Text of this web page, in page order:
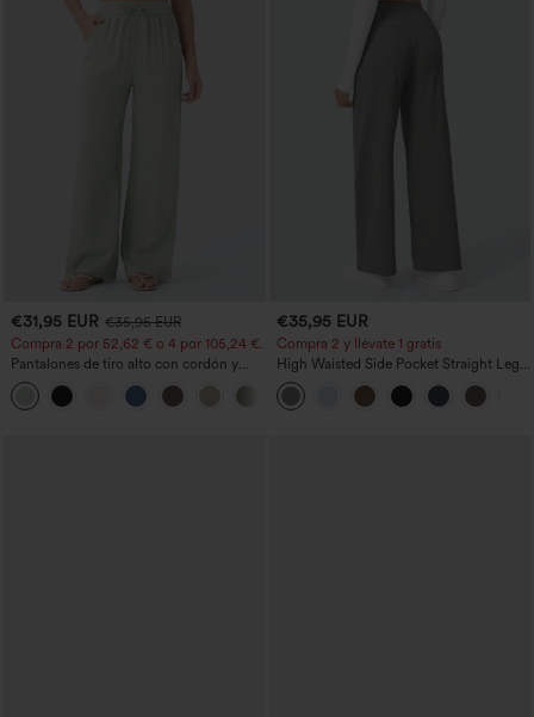
€31,95 EUR €35,95 EUR
Compra 2 por 52,62 € o 4 por 105,24 €.
Pantalones de tiro alto con cordón y
bolsillos, pernera ancha, holgados y de
estilo casual con tacto de lino.
+15
€35,95 EUR
Compra 2 y llévate 1 gratis
High Waisted Side Pocket Straight Leg
Work Pants